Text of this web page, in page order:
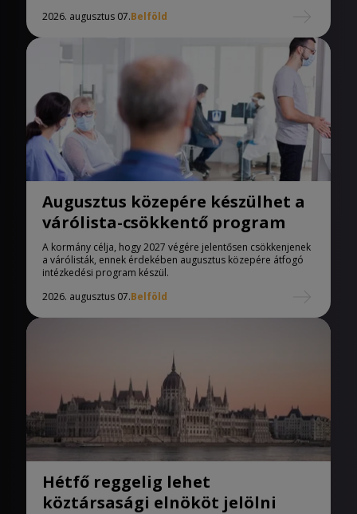
2026. augusztus 07.Belföld
Augusztus közepére készülhet a
várólista-csökkentő program
A kormány célja, hogy 2027 végére jelentősen csökkenjenek
a várólisták, ennek érdekében augusztus közepére átfogó
intézkedési program készül.
2026. augusztus 07.Belföld
Hétfő reggelig lehet
köztársasági elnököt jelölni